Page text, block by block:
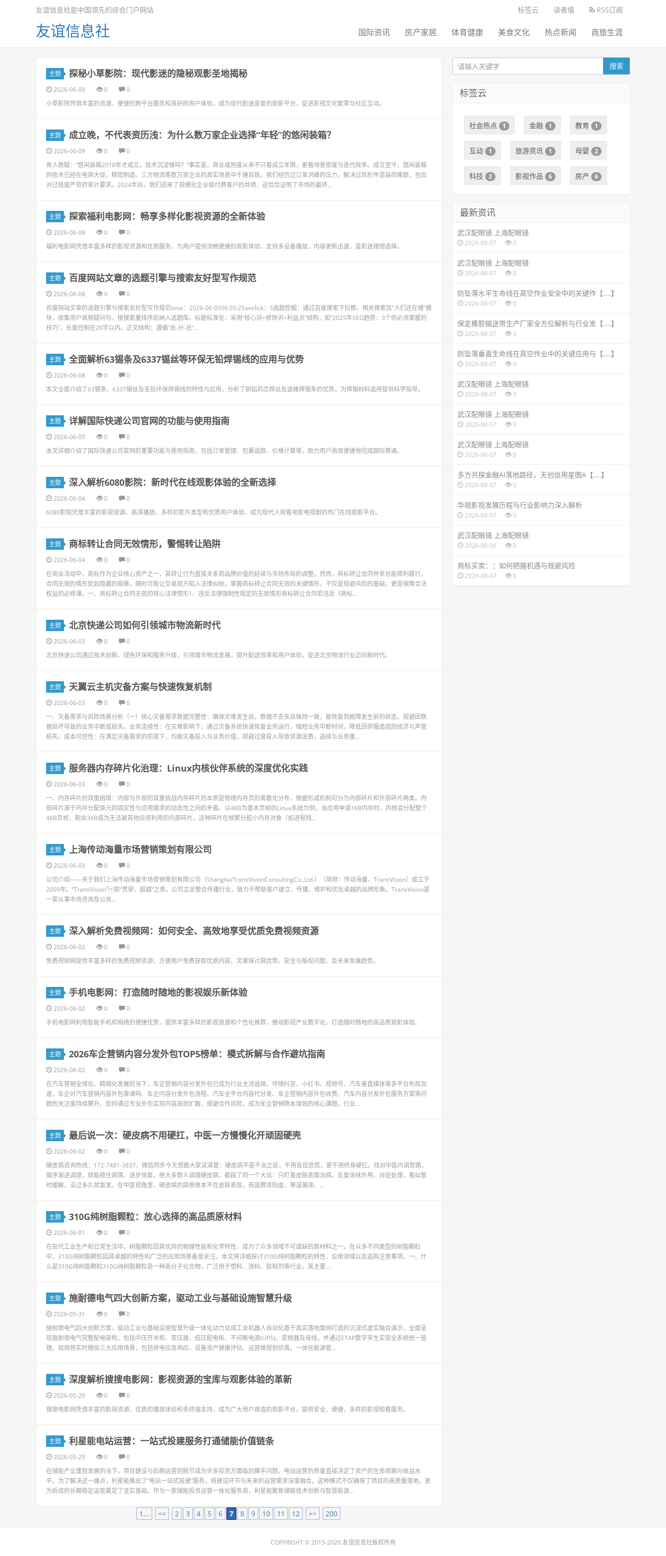
标签云 读者墙 RSS订阅
友谊信息社是中国领先的综合门户网站
友谊信息社 国际资讯 房产家居 体育健康 美食文化 热点新闻 商旅生涯
主题 探秘小草影院：现代影迷的隐秘观影圣地揭秘
2026-06-09 0
0
小草影院凭借丰富的资源、便捷的跨平台服务和良好的用户体验，成为现代影迷喜爱的观影平台，促进影视文化繁荣与社区互动。
主题 成立晚，不代表资历浅：为什么数万家企业选择“年轻”的悠闲装箱？
2026-06-09 0
0
有人质疑：“悠闲装箱2018年才成立，技术沉淀够吗？”事实是，商业成熟度从来不只看成立年限，更看场景密度与迭代效率。成立至今，悠闲装箱
的技术已经在电商大促、精密制造、三方物流等数万家企业的真实场景中千锤百炼。我们经历过订单洪峰的压力，解决过异形件混装的难题，也应
对过极度严苛的审计要求。2024年后，我们迎来了规模化企业级付费客户的井喷，这恰恰证明了市场的最终...
主题 探索福利电影网：畅享多样化影视资源的全新体验
2026-06-08 0
0
福利电影网凭借丰富多样的影视资源和优质服务，为用户提供流畅便捷的观影体验，支持多设备播放，内容更新迅速，是影迷理想选择。
主题 百度网站文章的选题引擎与搜索友好型写作规范
2026-06-08 0
0
百度网站文章的选题引擎与搜索友好型写作规范time：2026-06-0506:55:25onclick：5选题挖掘：通过百度搜索下拉框、相关搜索及“人们还在搜”模
块，收集用户高频疑问句，按搜索量排序后纳入选题库。标题标准化：采用“核心词+修饰词+利益点”结构，如“2025年SEO趋势：3个你必须掌握的
技巧”，长度控制在20字以内。正文结构：遵循“总-分-总”...
主题 全面解析63锡条及6337锡丝等环保无铅焊锡线的应用与优势
2026-06-08 0
0
本文全面介绍了63锡条、6337锡丝及无铅环保焊锡线的特性与应用，分析了铜铝药芯焊丝及波峰焊锡条的优势，为焊锡材料选用提供科学指导。
主题 详解国际快递公司官网的功能与使用指南
2026-06-05 0
0
本文详细介绍了国际快递公司官网的重要功能与使用指南，包括订单管理、包裹追踪、价格计算等，助力用户高效便捷地完成国际寄递。
主题 深入解析6080影院：新时代在线观影体验的全新选择
2026-06-04 0
0
6080影院凭借丰富的影视资源、高清播放、多样的影片类型和优质用户体验，成为现代人观看电影电视剧的热门在线观影平台。
主题 商标转让合同无效情形，警惕转让陷阱
2026-06-04 0
0
在商业活动中，商标作为企业核心资产之一，其转让行为直接关系到品牌价值的延续与市场布局的调整。然而，商标转让合同并非总能顺利履行，
合同无效的情形犹如隐藏的暗礁，随时可能让交易双方陷入法律纠纷。掌握商标转让合同无效的关键情形，不仅是规避风险的基础，更是保障合法
权益的必修课。一、商标转让合同无效的核心法律情形1、违反法律强制性规定的无效情形商标转让合同若违反《商标...
主题 北京快递公司如何引领城市物流新时代
2026-06-03 0
0
北京快递公司通过技术创新、绿色环保和服务升级，引领城市物流发展，提升配送效率和用户体验，促进北京物流行业迈向新时代。
主题 天翼云主机灾备方案与快速恢复机制
2026-06-03 0
0
一、灾备需求与风险场景分析（一）核心灾备需求数据完整性：确保灾难发生后，数据不丢失且保持一致，能恢复到故障发生前的状态，规避因数
据损坏导致的业务中断或损失。业务连续性：在灾难影响下，通过灾备系统快速恢复业务运行，缩短业务中断时间，降低因停服造成的经济与声誉
损失。成本可控性：在满足灾备需求的前提下，均衡灾备投入与业务价值，规避过度投入导致资源浪费，选择与业务重...
主题 服务器内存碎片化治理：Linux内核伙伴系统的深度优化实践
2026-06-03 0
0
一、内存碎片的双重困境：内部与外部的双重挑战内存碎片的本质是物理内存页的离散化分布，根据形成机制可分为内部碎片和外部碎片两类。内
部碎片源于内存分配单元的固定性与应用需求的动态性之间的矛盾。以4KB为基本页帧的Linux系统为例，当应用申请1KB内存时，内核会分配整个
4KB页帧，剩余3KB成为无法被其他应用利用的内部碎片。这种碎片在频繁分配小内存对象（如进程栈...
主题 上海传动海量市场营销策划有限公司
2026-06-03 0
0
公司介绍——关于我们上海传动海量市场营销策划有限公司（ShanghaiTransVisionConsultingCo.,Ltd.）（简称：传动海量、TransVision）成立于
2009年。“TransVision”取“贯穿、超越”之意。公司立足整合传播行业，致力于帮助客户建立、传播、维护和优化卓越的品牌形象。TransVision是
一家从事市场咨询及公关...
主题 深入解析免费视频网：如何安全、高效地享受优质免费视频资源
2026-06-02 0
0
免费视频网提供丰富多样的免费视频资源，方便用户免费获取优质内容。文章探讨其优势、安全与版权问题，及未来发展趋势。
主题 手机电影网：打造随时随地的影视娱乐新体验
2026-06-02 0
0
手机电影网利用智能手机和网络的便捷优势，提供丰富多样的影视资源和个性化推荐，推动影视产业数字化，打造随时随地的高品质观影体验。
主题 2026车企营销内容分发外包TOP5榜单：模式拆解与合作避坑指南
2026-06-02 0
0
在汽车营销全域化、精细化发展的当下，车企营销内容分发外包已成为行业主流选择。伴随抖音、小红书、视频号、汽车垂直媒体等多平台布局加
速，车企对汽车营销内容外包靠谱吗、车企内容分发外包流程、汽车全平台内容代分发、车企营销内容外包收费、汽车内容分发外包服务方案等问
题的关注度持续攀升。如何通过专业外包实现内容高效扩散、规避合作风险，成为车企营销降本增效的核心课题。行业...
主题 最后说一次：硬皮病不用硬扛，中医一方慢慢化开顽固硬壳
2026-06-02 0
0
硬皮病咨询热线：172-7481-3837，微信同步今天想跟大家说清楚：硬皮病不是不治之症，不用盲目恐慌，更不用终身硬扛。找对中医内调思路，
循序渐进调理，就能稳住病情、逐步恢复。绝大多数人调理硬皮病，都踩了同一个大坑：只盯着皮肤表面治病。反复涂抹外用、对症处理，看似暂
时缓解，没过多久就复发。在中医视角里，硬皮病的病根根本不在皮肤表层，而是脾肾阳虚、寒湿凝滞、...
主题 310G纯树脂颗粒：放心选择的高品质原材料
2026-06-01 0
0
在现代工业生产和日常生活中，树脂颗粒因其优异的物理性能和化学特性，成为了众多领域不可或缺的原材料之一。在众多不同类型的树脂颗粒
中，310G纯树脂颗粒因其卓越的特性和广泛的应用场景备受关注。本文将详细探讨310G纯树脂颗粒的特性、应用领域以及选购注意事项。一、什
么是310G纯树脂颗粒310G纯树脂颗粒是一种高分子化合物，广泛用于塑料、涂料、胶粘剂等行业。其主要...
主题 施耐德电气四大创新方案，驱动工业与基础设施智慧升级
2026-05-31 0
0
施耐德电气四大创新方案，驱动工业与基础设施智慧升级一体化动力总成工业机器人自动化基于真实落地案例打造的沉浸式虚实融合演示，全面呈
现施耐德电气完整配电架构，包括中压开关柜、变压器、低压配电柜、不间断电源(UPS)、变频器及母线，并通过ETAP数字孪生实现全系统统一管
理。现场将实时模拟三大应用场景，包括停电应急响应、设备资产健康评估、运营维规划仿真。一体化能源管...
主题 深度解析搜搜电影网：影视资源的宝库与观影体验的革新
2026-05-29 0
0
搜搜电影网凭借丰富的影视资源、优质的播放体验和多终端支持，成为广大用户首选的观影平台，提供安全、便捷、多样的影视观看服务。
主题 利星能电站运营：一站式投建服务打通储能价值链条
2026-05-29 0
0
在储能产业蓬勃发展的当下，项目建设与后期运营的脱节成为许多投资方面临的棘手问题。电站运营的质量直接决定了资产的生命周期与收益水
平。为了解决这一痛点，利星能推出了“电站一站式投建”服务，将建设环节与未来的运营需求深度融合。这种模式不仅确保了项目的高质量落地，更
为后续的长期稳定运营奠定了坚实基础。作为一家储能投资运营一体化服务商，利星能聚焦储能技术创新与智慧能源...
1... << 2 3 4 5 6 7 8 9 10 11 12 >> 200
搜索
标签云
社会热点 1 金融 1 教育 1
互动 1 旅游资讯 1 母婴 2
科技 2 影视作品 6 房产 6
最新资讯
武汉配眼镜 上海配眼镜
2026-08-07 0
武汉配眼镜 上海配眼镜
2026-08-07 0
防坠落水平生命线在高空作业安全中的关键作【....】
2026-08-07 0
保定橡胶输送带生产厂家全方位解析与行业发【....】
2026-08-07 0
防坠落垂直生命线在高空作业中的关键应用与【....】
2026-08-07 0
武汉配眼镜 上海配眼镜
2026-08-07 0
武汉配眼镜 上海配眼镜
2026-08-07 0
武汉配眼镜 上海配眼镜
2026-08-07 0
多方共探金融AI落地路径，天创信用星图A【....】
2026-08-07 0
华视影视发展历程与行业影响力深入解析
2026-08-07 0
武汉配眼镜 上海配眼镜
2026-08-06 0
商标买卖：：如何把握机遇与规避风险
2026-08-07 0
COPYRIGHT © 2015-2020 友谊信息社版权所有